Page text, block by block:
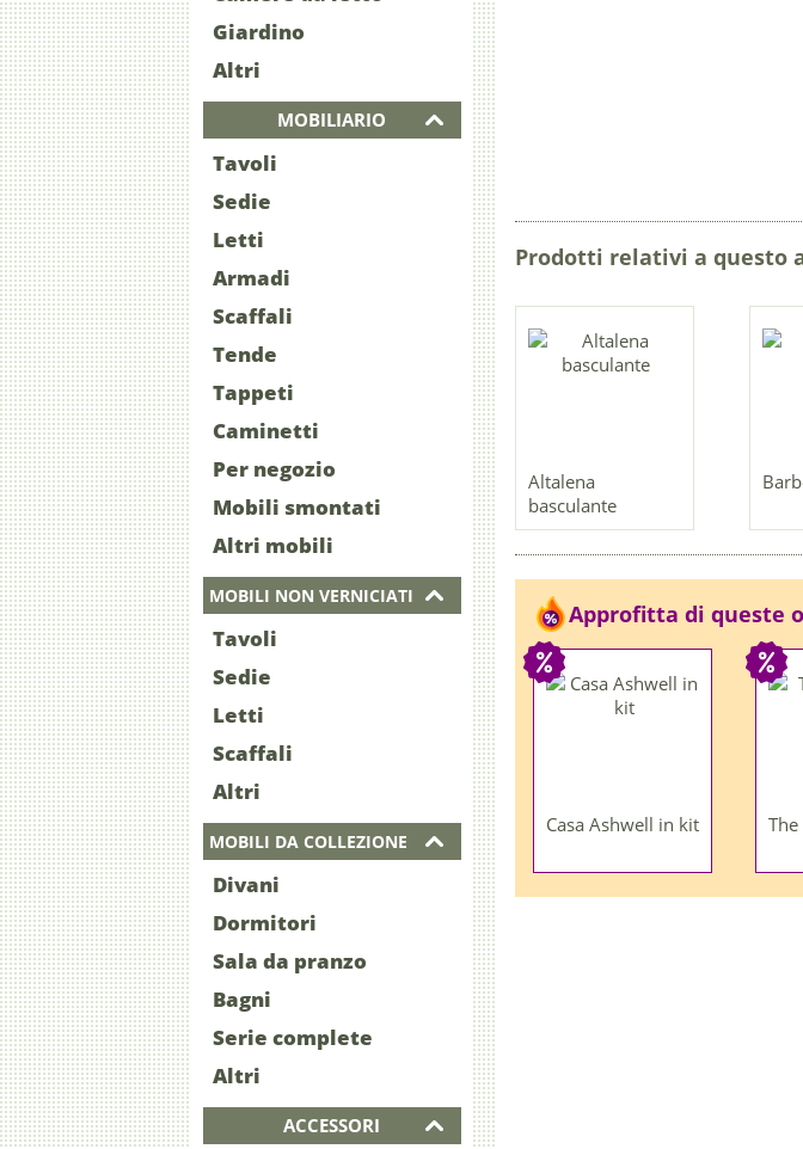
Giardino
Altri
MOBILIARIO
Tavoli
Sedie
Letti
Armadi
Scaffali
Tende
Tappeti
Caminetti
Per negozio
Mobili smontati
Altri mobili
MOBILI NON VERNICIATI
Tavoli
Sedie
Letti
Scaffali
Altri
MOBILI DA COLLEZIONE
Divani
Dormitori
Sala da pranzo
Bagni
Serie complete
Altri
ACCESSORI
Prodotti relativi a questo
Altalena
basculante
Approfitta di queste
Casa Ashwell in kit